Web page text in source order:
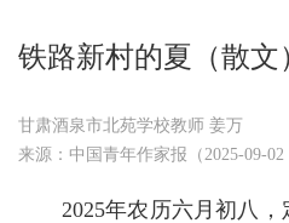
铁路新村的夏（散文
甘肃酒泉市北苑学校教师 姜万
来源：中国青年作家报（2025-09-02
2025年农历六月初八